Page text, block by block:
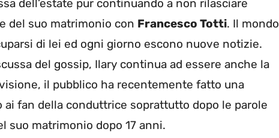
dell’estate pur continuando a non rilasciare
del suo matrimonio con Francesco Totti. Il mondo
di lei ed ogni giorno escono nuove notizie.
del gossip, Ilary continua ad essere anche la
il pubblico ha recentemente fatto una
fan della conduttrice soprattutto dopo le parole
suo matrimonio dopo 17 anni.